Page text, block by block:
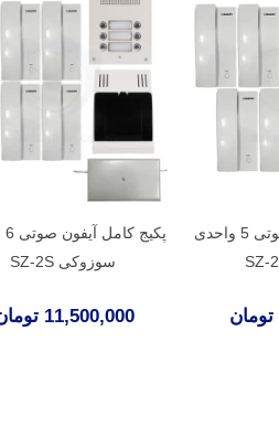
پکیج کامل آیفون صوتی 5 واحدی
سوزوکی SZ-2S
11,500,000 تومان